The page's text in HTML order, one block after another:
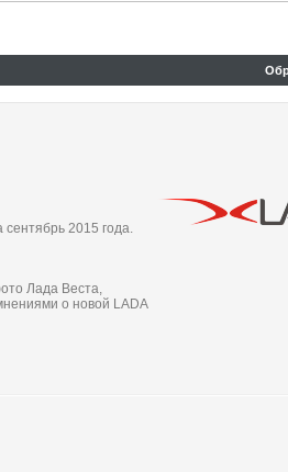
2015 года.
Лада Веста,
о новой LADA